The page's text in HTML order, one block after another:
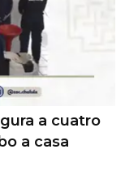
a cuatro
a casa